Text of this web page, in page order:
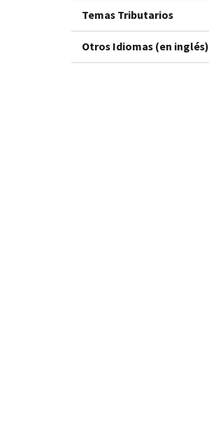
Temas Tributarios
Otros Idiomas (en inglés)